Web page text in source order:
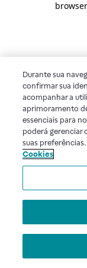
Durante sua
confirmar sua
acompanhar a
aprimoramento
essenciais para
poderá gerenciar
suas preferências.
Cookies